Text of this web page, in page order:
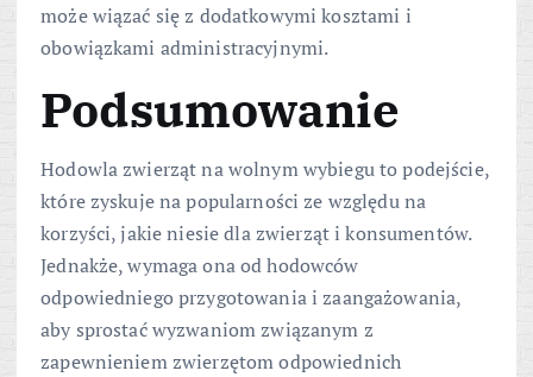
może wiązać się z dodatkowymi kosztami i
obowiązkami administracyjnymi.
Podsumowanie
Hodowla zwierząt na wolnym wybiegu to podejście,
które zyskuje na popularności ze względu na
korzyści, jakie niesie dla zwierząt i konsumentów.
Jednakże, wymaga ona od hodowców
odpowiedniego przygotowania i zaangażowania,
aby sprostać wyzwaniom związanym z
zapewnieniem zwierzętom odpowiednich